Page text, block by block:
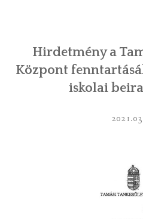
INFORMÁCIÓK
TELEPÜLÉSIKÉPVISELŐI
Hirdetmény a
Központ
iskolai